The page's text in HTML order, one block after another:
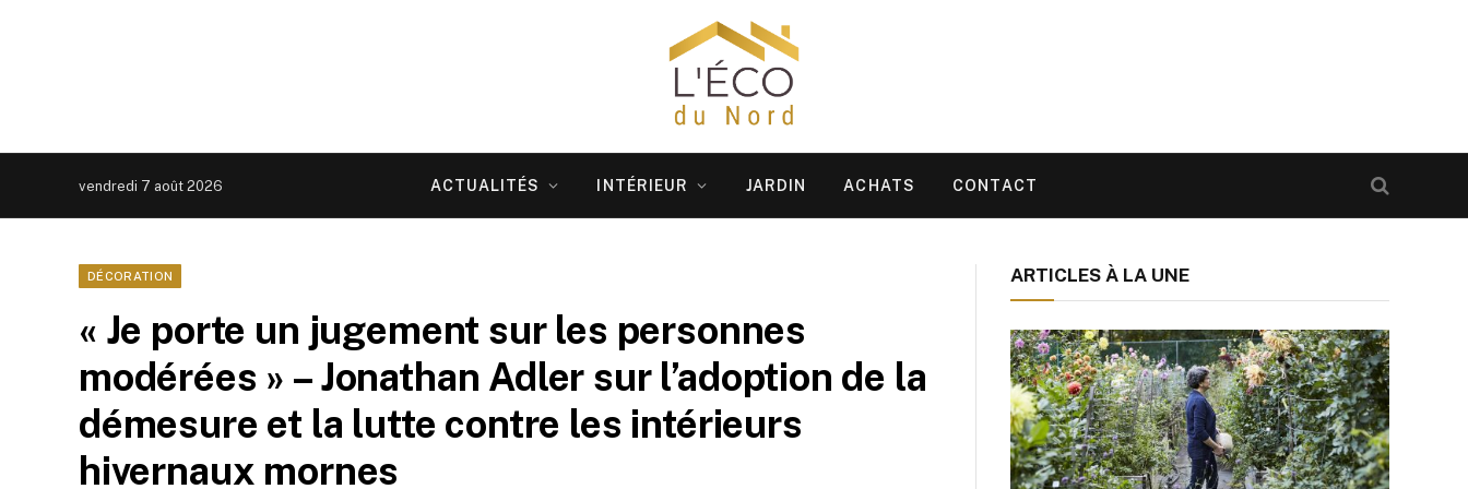
vendredi 7 août 2026 ACTUALITÉS INTÉRIEUR JARDIN ACHATS CONTACT
DÉCORATION
« Je porte un jugement sur les personnes
modérées » – Jonathan Adler sur l’adoption de la
démesure et la lutte contre les intérieurs
hivernaux mornes
ARTICLES À LA UNE